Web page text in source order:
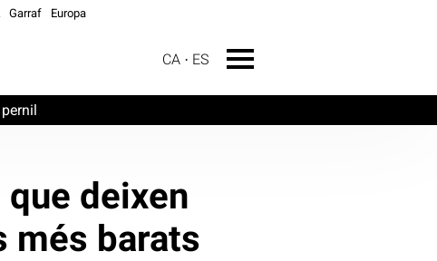
Garraf Europa
CA ES
deixen
més barats